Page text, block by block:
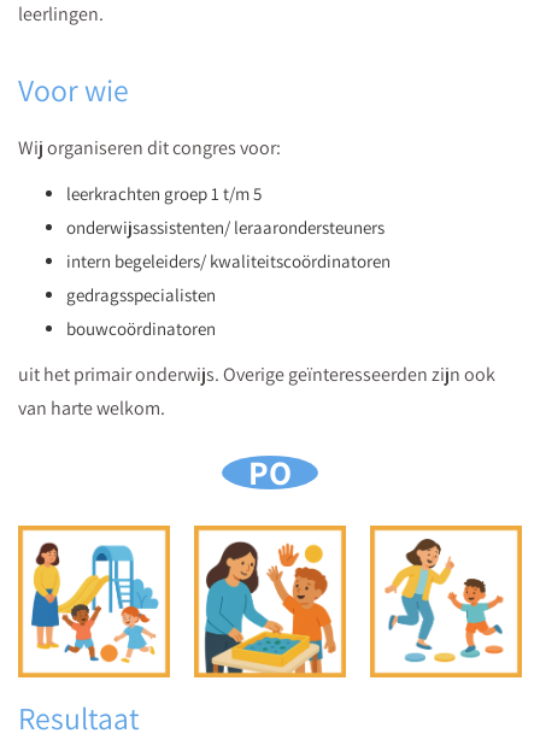
leerlingen.
Voor wie
Wij organiseren dit congres voor:
leerkrachten groep 1 t/m 5
onderwijsassistenten/ leraarondersteuners
intern begeleiders/ kwaliteitscoördinatoren
gedragsspecialisten
bouwcoördinatoren
uit het primair onderwijs. Overige geïnteresseerden zijn ook
van harte welkom.
PO
Resultaat